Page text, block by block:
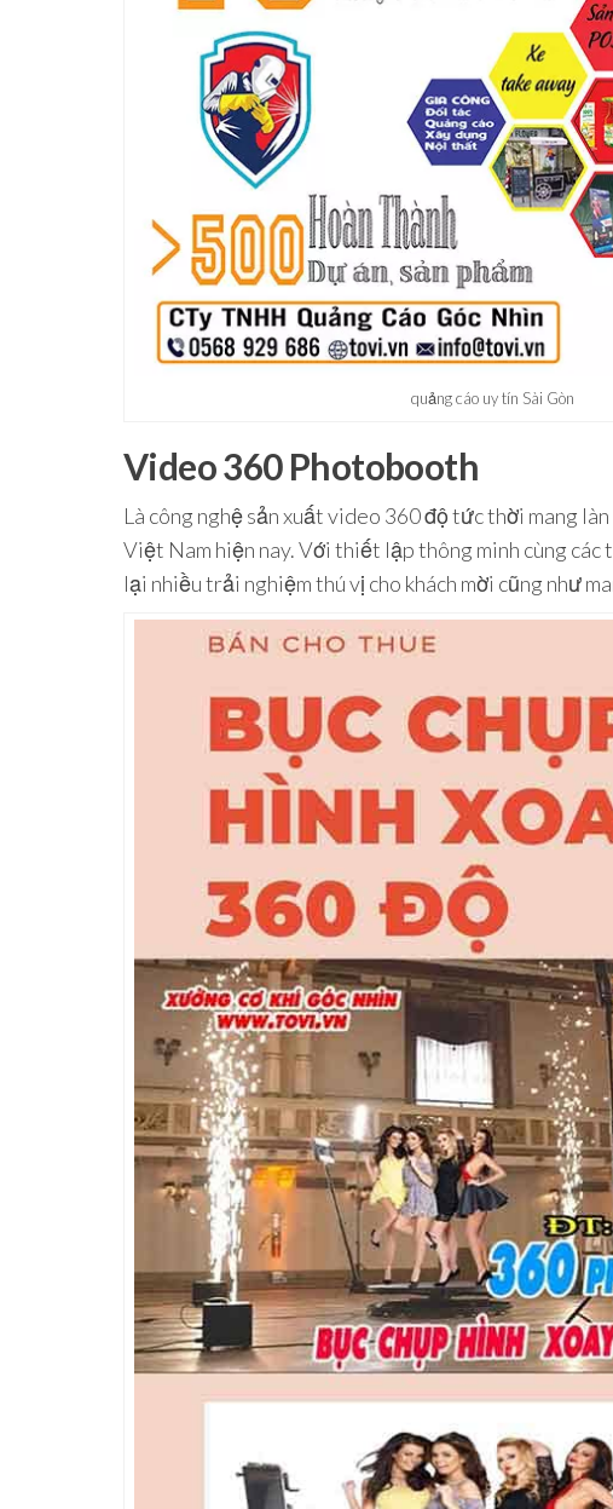
quảng cáo uy tín Sài Gòn
Video 360 Photobooth
Là công nghệ sản xuất video 360 độ tức thời mang
Việt Nam hiện nay. Với thiết lập thông minh cùng
lại nhiều trải nghiệm thú vị cho khách mời cũng như